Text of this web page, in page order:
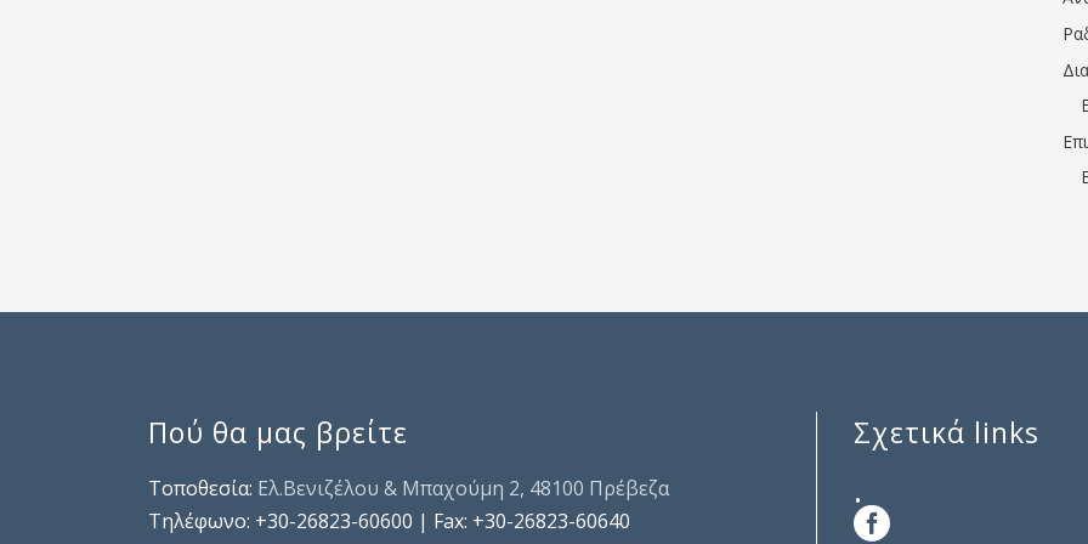
Πού θα μας βρείτε
Τοποθεσία: Ελ.Βενιζέλου & Μπαχούμη 2, 48100 Πρέβεζα
Τηλέφωνo: +30-26823-60600 | Fax: +30-26823-60640
Σχετικά links
.